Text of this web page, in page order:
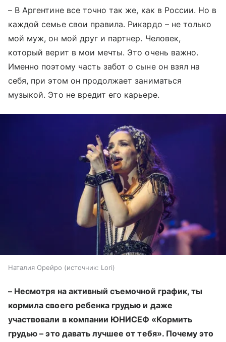
– В Аргентине все точно так же, как в России. Но в
каждой семье свои правила. Рикардо – не только
мой муж, он мой друг и партнер. Человек,
который верит в мои мечты. Это очень важно.
Именно поэтому часть забот о сыне он взял на
себя, при этом он продолжает заниматься
музыкой. Это не вредит его карьере.
Наталия Орейро источник: Lori
– Несмотря на активный съемочной график, ты
кормила своего ребенка грудью и даже
участвовали в компании ЮНИСЕФ «Кормить
грудью–это давать лучшее от тебя». Почему это